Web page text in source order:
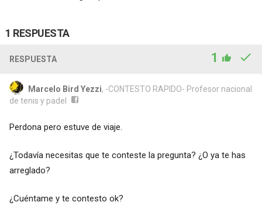
1 RESPUESTA
RESPUESTA 1
Marcelo Bird Yezzi, -CONTESTO RAPIDO- Profesor nacional
de tenis y padel
Perdona pero estuve de viaje.
¿Todavía necesitas que te conteste la pregunta? ¿O ya te has
arreglado?
¿Cuéntame y te contesto ok?